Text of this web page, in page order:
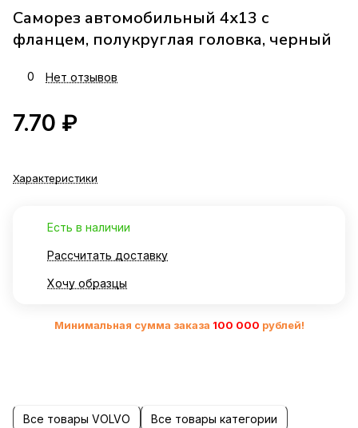
Саморез автомобильный 4х13 с
фланцем, полукруглая головка, черный
0 Нет отзывов
7.70 ₽
Характеристики
Есть в наличии
Рассчитать доставку
Хочу образцы
Минимальная сумма заказа 100 000 рублей!
Все товары VOLVO Все товары категории